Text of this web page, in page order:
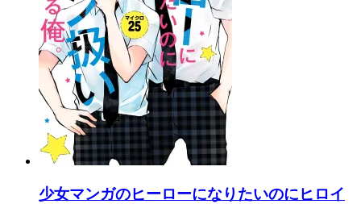
少女マンガのヒーローになりたいのにヒロイ